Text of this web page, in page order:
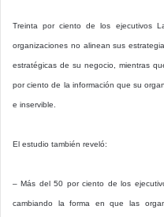
Treinta por ciento de los ejecutivos
organizaciones no alinean sus
estratégicas de su negocio, mientras
por ciento de la información que su
e inservible.
El estudio también reveló:
– Más del 50 por ciento de los
cambiando la forma en que las